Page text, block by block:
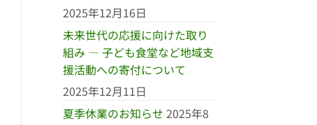
2025年12月16日
未来世代の応援に向けた取り
組み ― 子ども食堂など地域支
援活動への寄付について
2025年12月11日
夏季休業のお知らせ 2025年8